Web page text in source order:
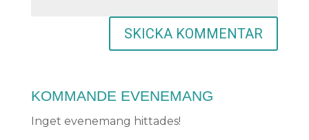
KOMMANDE EVENEMANG
Inget evenemang hittades!